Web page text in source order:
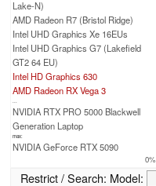
Lake-N)
AMD Radeon R7 (Bristol Ridge)
Intel UHD Graphics Xe 16EUs
Intel UHD Graphics G7 (Lakefield
GT2 64 EU)
Intel HD Graphics 630
AMD Radeon RX Vega 3
NVIDIA RTX PRO 5000 Blackwell
Generation Laptop
max:
NVIDIA GeForce RTX 5090
0%
Restrict / Search: Model: